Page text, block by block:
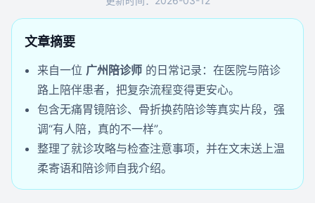
文章摘要
来自一位 广州陪诊师 的日常记录：在医院与陪诊
路上陪伴患者，把复杂流程变得更安心。
包含无痛胃镜陪诊、骨折换药陪诊等真实片段，强
调“有人陪，真的不一样”。
整理了就诊攻略与检查注意事项，并在文末送上温
柔寄语和陪诊师自我介绍。